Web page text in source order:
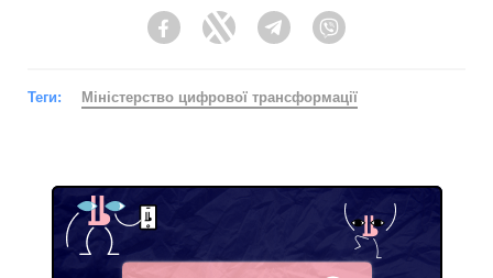
FacebookTwitter Telegram
Теги: Міністерство цифрової трансформації